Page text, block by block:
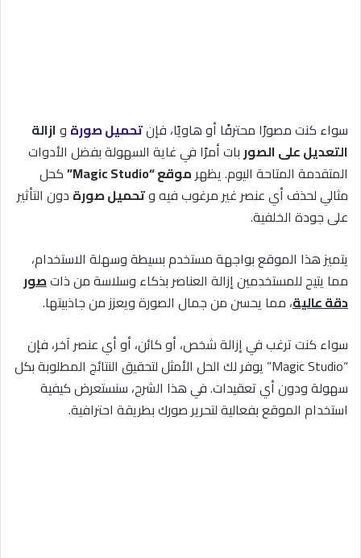
سواء كنت مصورًا محترفًا أو هاويًا، فإنتحميل صورة وازالة
التعديل على الصوربات أمرًا في غاية السهولة بفضل الأدوات
المتقدمة المتاحة اليوم. يظهرموقع “Magic Studio”
كحل
مثالي لحذف أي عنصر غير مرغوب فيه وتحميل صورة دون التأثير
على جودة الخلفية.
يتميز هذا الموقع بواجهة مستخدم بسيطة وسهلة الاستخدام،
مما يتيح للمستخدمين إزالة العناصر بذكاء وسلاسة من ذاتصور
دقة عالية، مما يحسن من جمال الصورة ويعزز من جاذبيتها.
سواء كنت ترغب في إزالة شخص، أو كائن، أو أي عنصر آخر، فإن
“Magic Studio” يوفر لك الحل الأمثل لتحقيق النتائج المطلوبة بكل
سهولة ودون أي تعقيدات. في هذا الشرح، سنستعرض كيفية
استخدام الموقع بفعالية لتحرير صورك بطريقة احترافية.